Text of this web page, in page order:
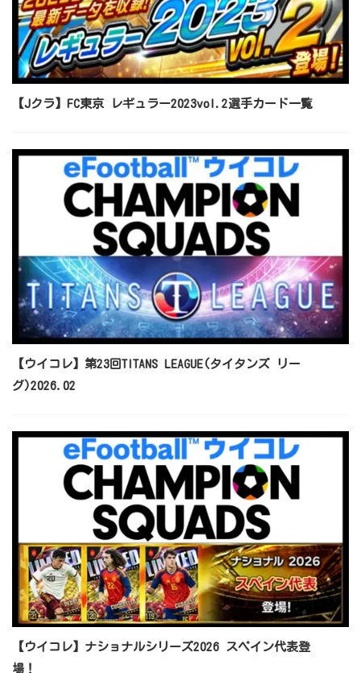
【Jクラ】FC東京 レギュラー2023vol.2選手カード一覧
【ウイコレ】第23回TITANS LEAGUE(タイタンズ リー
グ)2026.02
【ウイコレ】ナショナルシリーズ2026 スペイン代表登
場！